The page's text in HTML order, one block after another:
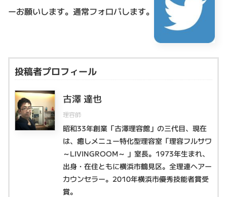
ーお願いします。通常フォロバします。
投稿者プロフィール
古澤 達也
理容師
昭和33年創業「古澤理容館」の三代目、現在
は、癒しメニュー特化型理容室「理容フルサワ
～LIVINGROOM～ 」室長。1973年生まれ、
出身・在住ともに横浜市鶴見区。全理連ヘアー
カウンセラー。2010年横浜市優秀技能者賞受
賞。